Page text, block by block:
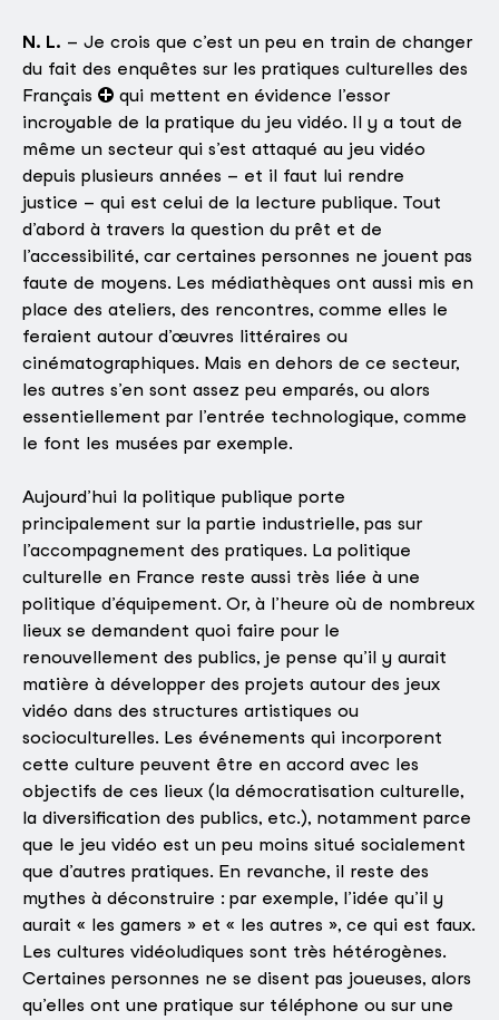
N. L. – Je crois que c’est un peu en train de changer
du fait des enquêtes sur les pratiques culturelles des
Français
qui mettent en évidence l’essor
incroyable de la pratique du jeu vidéo. Il y a tout de
même un secteur qui s’est attaqué au jeu vidéo
depuis plusieurs années – et il faut lui rendre
justice – qui est celui de la lecture publique. Tout
d’abord à travers la question du prêt et de
l’accessibilité, car certaines personnes ne jouent pas
faute de moyens. Les médiathèques ont aussi mis en
place des ateliers, des rencontres, comme elles le
feraient autour d’œuvres littéraires ou
cinématographiques. Mais en dehors de ce secteur,
les autres s’en sont assez peu emparés, ou alors
essentiellement par l’entrée technologique, comme
le font les musées par exemple.
Aujourd’hui la politique publique porte
principalement sur la partie industrielle, pas sur
l’accompagnement des pratiques. La politique
culturelle en France reste aussi très liée à une
politique d’équipement. Or, à l’heure où de nombreux
lieux se demandent quoi faire pour le
renouvellement des publics, je pense qu’il y aurait
matière à développer des projets autour des jeux
vidéo dans des structures artistiques ou
socioculturelles. Les événements qui incorporent
cette culture peuvent être en accord avec les
objectifs de ces lieux (la démocratisation culturelle,
la diversification des publics, etc.), notamment parce
que le jeu vidéo est un peu moins situé socialement
que d’autres pratiques. En revanche, il reste des
mythes à déconstruire : par exemple, l’idée qu’il y
aurait « les gamers » et « les autres », ce qui est faux.
Les cultures vidéoludiques sont très hétérogènes.
Certaines personnes ne se disent pas joueuses, alors
qu’elles ont une pratique sur téléphone ou sur une